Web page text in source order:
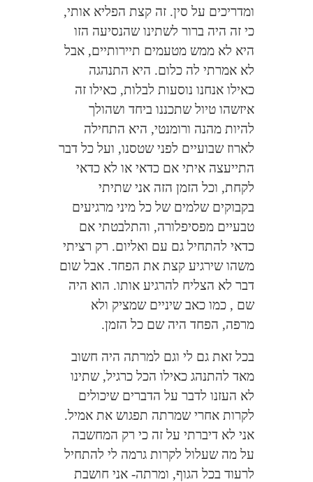
ומדריכים על סין. זה קצת הפליא אותי,
כי זה היה ברור לשתינו שהנסיעה הזו
היא לא ממש מטעמים תיירותיים, אבל
לא אמרתי לה כלום. היא התנהגה
כאילו אנחנו נוסעות לבלות, כאילו זה
איזשהו טיול שתכננו ביחד ושהולך
להיות מהנה ורומנטי, היא התחילה
לארוז שבועיים לפני שטסנו, ועל כל דבר
התייעצה איתי אם כדאי או לא כדאי
לקחת, וכל הזמן הזה אני שתיתי
בקבוקים שלמים של כל מיני מרגיעים
טבעיים מפסיפלורה, והתלבטתי אם
כדאי להתחיל גם עם ואליום. רק רציתי
משהו שירגיע קצת את הפחד. אבל שום
דבר לא הצליח להרגיע אותו. הוא היה
שם , כמו כאב שיניים שמציק ולא
מרפה, הפחד היה שם כל הזמן.
בכל זאת גם לי וגם למרתה היה חשוב
מאד להתנהג כאילו הכל כרגיל, שתינו
לא העזנו לדבר על הדברים שיכולים
לקרות אחרי שמרתה תפגוש את אמיל.
אני לא דיברתי על זה כי רק המחשבה
על מה שעלול לקרות גרמה לי להתחיל
לרעוד בכל הגוף, ומרתה- אני חושבת